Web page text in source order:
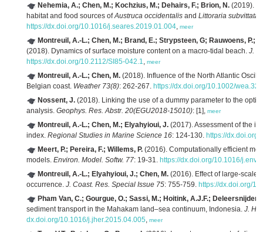
Nehemia, A.; Chen, M.; Kochzius, M.; Dehairs, F.; Brion, N. (2019).
habitat and food sources ofAustruca occidentalis and Littoraria subvittata
https://dx.doi.org/10.1016/j.seares.2019.01.004, meer
Montreuil, A.-L.; Chen, M.; Brand, E.; Strypsteen, G; Rauwoens, P.;
(2018). Dynamics of surface moisture content on a macro-tidal beach. J.
https://dx.doi.org/10.2112/SI85-042.1, meer
Montreuil, A.-L.; Chen, M. (2018). Influence of the North Atlantic
Belgian coast. Weather 73(8): 262-267. https://dx.doi.org/10.1002/
Nossent, J. (2018). Linking the use of a dummy parameter to the
analysis. Geophys. Res. Abstr. 20(EGU2018-15010): [1], meer
Montreuil, A.-L.; Chen, M.; Elyahyioui, J. (2017). Assessment of the
index. Regional Studies in Marine Science 16: 124-130. https://
Meert, P.; Pereira, F.; Willems, P. (2016). Computationally efficient
models. Environ. Model. Softw. 77: 19-31. https://dx.doi.org/10.1016/
Montreuil, A.-L.; Elyahyioui, J.; Chen, M. (2016). Effect of large-scale
occurrence. J. Coast. Res. Special Issue 75: 755-759. https://dx.doi.org/
Pham Van, C.; Gourgue, O.; Sassi, M.; Hoitink, A.J.F.; Deleersnijder,
sediment transport in the Mahakam land–sea continuum, Indonesia. J.
dx.doi.org/10.1016/j.jher.2015.04.005, meer